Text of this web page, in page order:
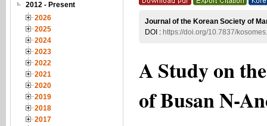
2012 - Present
2026
2025
2024
2023
2022
2021
2020
2019
2018
2017
Journal of the Korean Society of
DOI : https://doi.org/10.7837/
A Study on
of Busan N-